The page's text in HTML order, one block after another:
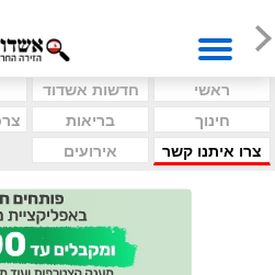
ראשי חדשות אשדוד
חינוך
בריאות
צרו איתנו קשר
אירועים